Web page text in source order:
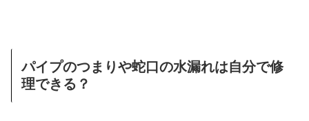
パイプのつまりや蛇口の水漏れは自分で修
理できる？